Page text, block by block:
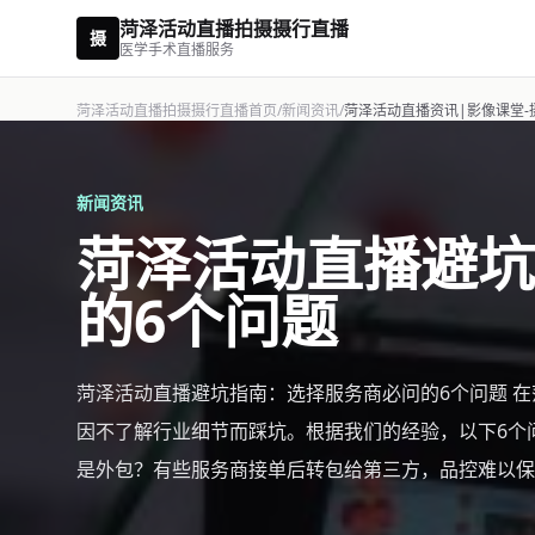
摄 菏泽活动直播拍摄摄行直播
医学手术直播服务
菏泽活动直播拍摄摄行直播首页/新闻资讯/菏泽活动直播资讯|影像课堂-
新闻资讯
菏泽活动直播避
的6个问题
菏泽活动直播避坑指南：选择服务商必问的6个问题
因不了解行业细节而踩坑。根据我们的经验，以下6
是外包？有些服务商接单后转包给第三方，品控难以